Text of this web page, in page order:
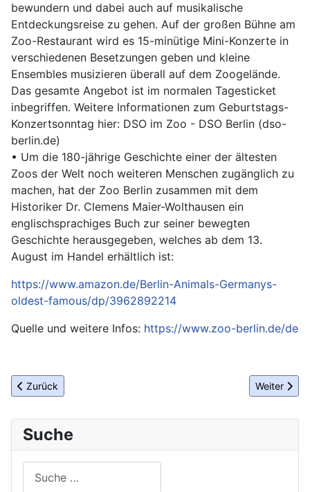
bewundern und dabei auch auf musikalische
Entdeckungsreise zu gehen. Auf der großen Bühne am
Zoo-Restaurant wird es 15-minütige Mini-Konzerte in
verschiedenen Besetzungen geben und kleine
Ensembles musizieren überall auf dem Zoogelände.
Das gesamte Angebot ist im normalen Tagesticket
inbegriffen. Weitere Informationen zum Geburtstags-
Konzertsonntag hier: DSO im Zoo - DSO Berlin (dso-
berlin.de)
• Um die 180-jährige Geschichte einer der ältesten
Zoos der Welt noch weiteren Menschen zugänglich zu
machen, hat der Zoo Berlin zusammen mit dem
Historiker Dr. Clemens Maier-Wolthausen ein
englischsprachiges Buch zur seiner bewegten
Geschichte herausgegeben, welches ab dem 13.
August im Handel erhältlich ist:
https://www.amazon.de/Berlin-Animals-Germanys-
oldest-famous/dp/3962892214
Quelle und weitere Infos: https://www.zoo-berlin.de/de
Vorheriger Beitrag: ITB Berlin 2025-Ticketverkauf und
Zurück Nächster
Weiter
Suche